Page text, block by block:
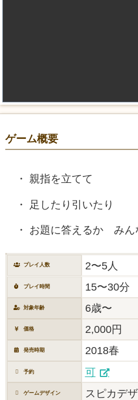
ゲーム概要
親指を立てて
足したり引いたり
お題に答えるか みん
プレイ人数 2〜5人
プレイ時間 15〜30分
対象年齢 6歳〜
価格 2,000円
発売時期 2018春
予約 可
ゲームデザイン スピカデ